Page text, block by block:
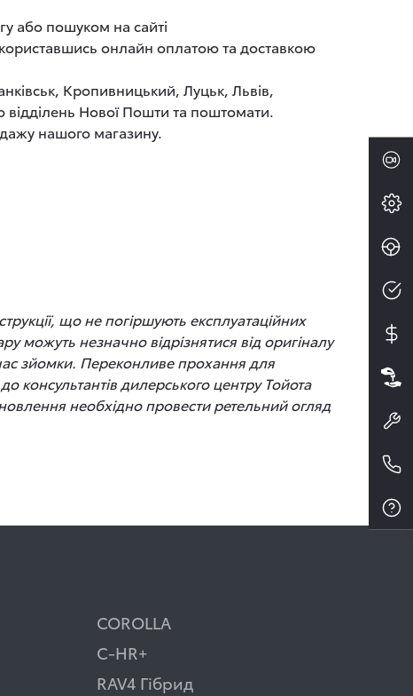
або пошуком на сайті
онлайн оплатою та доставкою
Кропивницький, Луцьк, Львів,
відділень Нової Пошти та поштомати.
нашого магазину.
що не погіршують експлуатаційних
можуть незначно відрізнятися від оригіналу
зйомки. Переконливе прохання для
консультантів дилерського центру Тойота
необхідно провести ретельний огляд
COROLLA
C-HR+
RAV4 Гібрид